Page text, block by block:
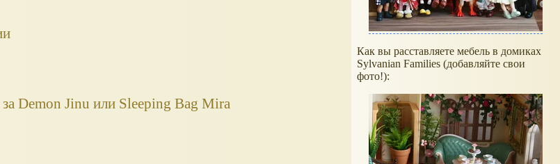
Demon Jinu или Sleeping Bag Mira
Как вы расставляете мебель в домиках
Sylvanian Families (добавляйте свои
фото!):